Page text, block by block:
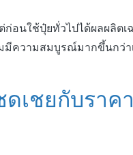
อนใช้ปุ๋ยทั่วไปได้ผลผลิต
มีความสมบูรณ์มากขึ้นกว่า
เชยกับราคา